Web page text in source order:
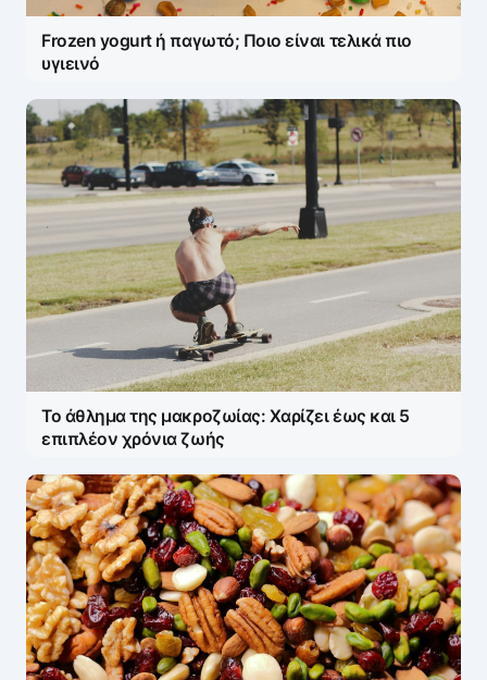
Frozen yogurt ή παγωτό; Ποιο είναι τελικά πιο
υγιεινό
Το άθλημα της μακροζωίας: Χαρίζει έως και 5
επιπλέον χρόνια ζωής